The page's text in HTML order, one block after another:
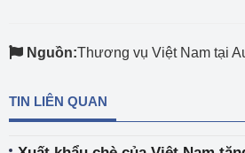
Nguồn:Thương vụ Việt Nam tại
TIN LIÊN QUAN